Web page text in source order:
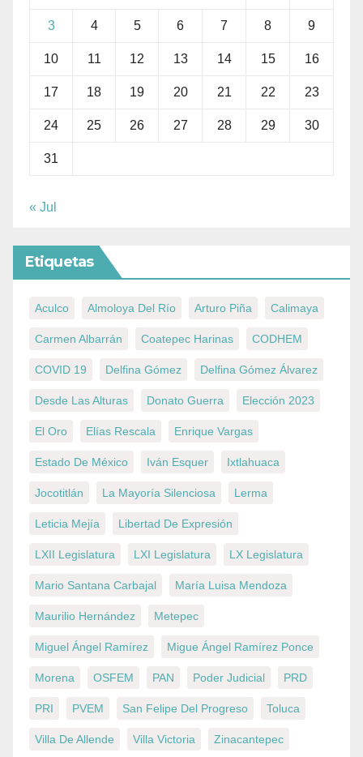
3 4 5 6 7 8 9
10 11 12 13 14 15 16
17 18 19 20 21 22 23
24 25 26 27 28 29 30
31
« Jul
Etiquetas
Aculco Almoloya Del Río Arturo Piña Calimaya
Carmen Albarrán Coatepec Harinas CODHEM
COVID 19 Delfina Gómez Delfina Gómez Álvarez
Desde Las Alturas Donato Guerra Elección 2023
El Oro Elías Rescala Enrique Vargas
Estado De México Iván Esquer Ixtlahuaca
Jocotitlán La Mayoría Silenciosa Lerma
Leticia Mejía Libertad De Expresión
LXII Legislatura LXI Legislatura LX Legislatura
Mario Santana Carbajal María Luisa Mendoza
Maurilio Hernández Metepec
Miguel Ángel Ramírez Migue Ángel Ramírez Ponce
Morena OSFEM PAN Poder Judicial PRD
PRI PVEM San Felipe Del Progreso Toluca
Villa De Allende Villa Victoria Zinacantepec